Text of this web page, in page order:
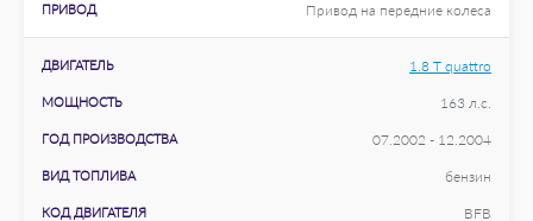
ПРИВОД Привод на передние колеса
ДВИГАТЕЛЬ 1.8 T quattro
МОЩНОСТЬ 163 л.с.
ГОД ПРОИЗВОДСТВА 07.2002 - 12.2004
ВИД ТОПЛИВА бензин
КОД ДВИГАТЕЛЯ BFB